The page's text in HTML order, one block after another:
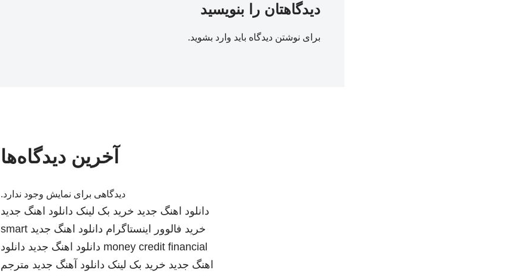
دیدگاهتان را بنویسید
برای نوشتن دیدگاه باید وارد بشوید.
آخرین دیدگاه‌ها
دیدگاهی برای نمایش وجود ندارد.
دانلود اهنگ جدید خرید بک لینک دانلود اهنگ جدید
خرید فالوور اینستاگرام دانلود اهنگ جدید smart
money credit financial دانلود اهنگ جدید دانلود
اهنگ جدید خرید بک لینک دانلود آهنگ جدید مترجم